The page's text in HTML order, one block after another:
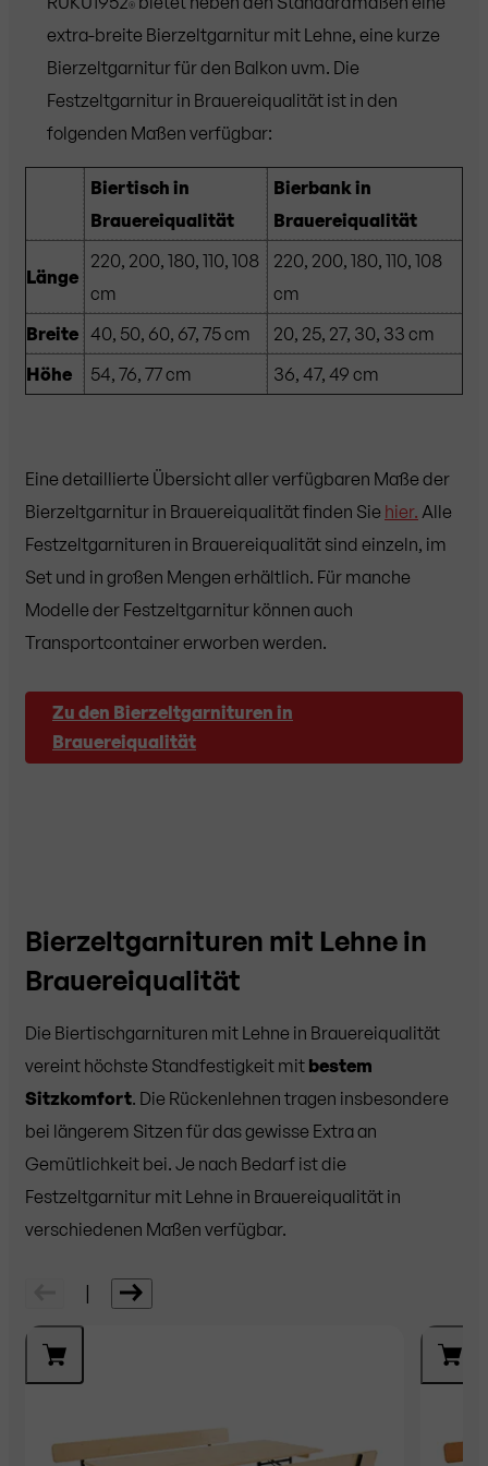
®
extra-breite Bierzeltgarnitur mit Lehne, eine kurze
Bierzeltgarnitur für den Balkon uvm. Die
Festzeltgarnitur in Brauereiqualität ist in den
folgenden Maßen verfügbar:
Biertisch in
Brauereiqualität
Bierbank in
Brauereiqualität
Länge
220, 200, 180, 110, 108
cm
220, 200, 180, 110, 108
cm
Breite 40, 50, 60, 67, 75 cm
20, 25, 27, 30, 33 cm
Höhe
54, 76, 77 cm 36, 47, 49 cm
Eine detaillierte Übersicht aller verfügbaren Maße der
Bierzeltgarnitur in Brauereiqualität finden Sie hier. Alle
Festzeltgarnituren in Brauereiqualität sind einzeln, im
Set und in großen Mengen erhältlich. Für manche
Modelle der Festzeltgarnitur können auch
Transportcontainer erworben werden.
Zu den Bierzeltgarnituren in
Brauereiqualität
Bierzeltgarnituren mit Lehne in
Brauereiqualität
Die Biertischgarnituren mit Lehne in Brauereiqualität
vereint höchste Standfestigkeit mit bestem
Sitzkomfort. Die Rückenlehnen tragen insbesondere
bei längerem Sitzen für das gewisse Extra an
Gemütlichkeit bei. Je nach Bedarf ist die
Festzeltgarnitur mit Lehne in Brauereiqualität in
verschiedenen Maßen verfügbar.
|